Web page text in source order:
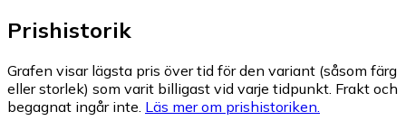
Prishistorik
Grafen visar lägsta pris över tid för den variant (såsom färg
eller storlek) som varit billigast vid varje tidpunkt. Frakt och
begagnat ingår inte. Läs mer om prishistoriken.